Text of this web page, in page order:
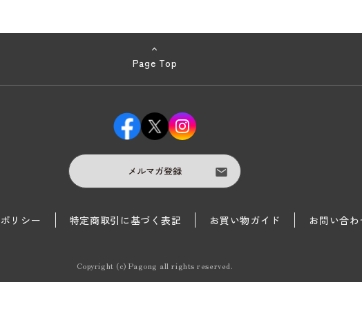
Page Top
メルマガ登録
リシー 特定商取引に基づく表記 お買い物ガイド お問い合わ
Copyright (c) Pagong all rights reserved.